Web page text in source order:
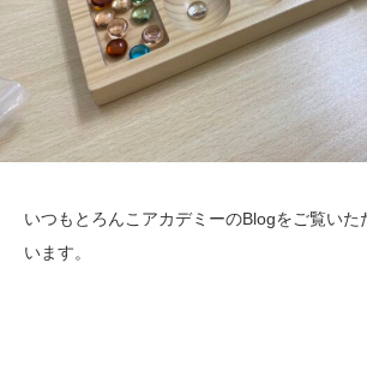
いつもとろんこアカデミーのBlogをご覧いた
います。